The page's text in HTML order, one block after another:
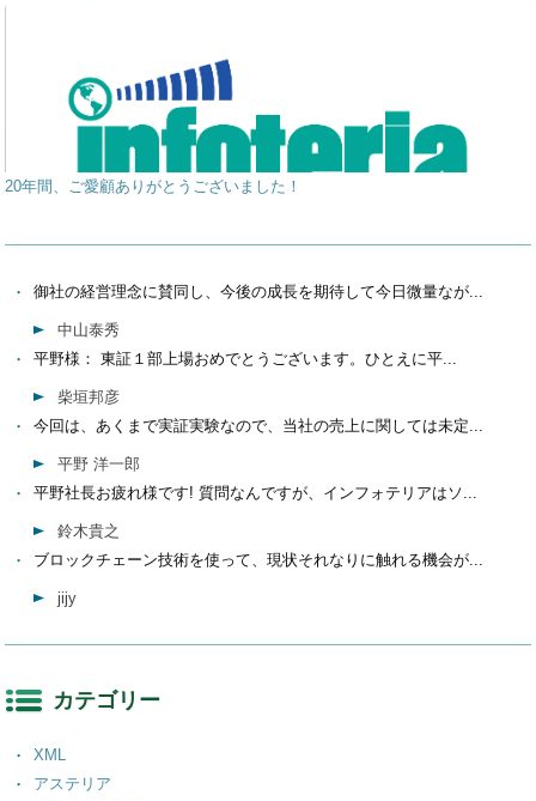
20年間、ご愛顧ありがとうございました！
御社の経営理念に賛同し、今後の成長を期待して今日微量なが...
中山泰秀
平野様： 東証１部上場おめでとうございます。ひとえに平...
柴垣邦彦
今回は、あくまで実証実験なので、当社の売上に関しては未定...
平野 洋一郎
平野社長お疲れ様です! 質問なんですが、インフォテリアはソ...
鈴木貴之
ブロックチェーン技術を使って、現状それなりに触れる機会が...
jijy
カテゴリー
XML
アステリア